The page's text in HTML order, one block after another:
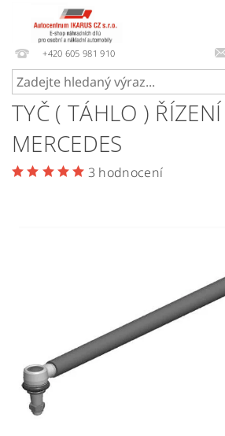
+420 605 981 910
TYČ ( TÁHLO )
MERCEDES
3 hodnocení